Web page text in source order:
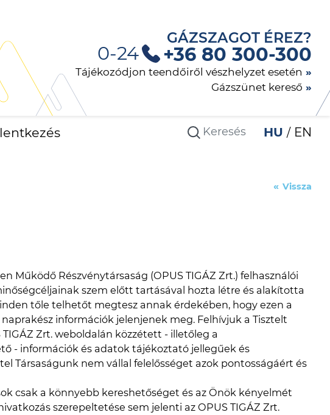
GÁZSZAGOT ÉREZ?
0-24 +36 80 300-300
Tájékozódjon teendőiről vészhelyzet esetén
Gázszünet kereső
HU EN
Vissza
Működő Részvénytársaság (OPUS TIGÁZ Zrt.) felhasználói
szem előtt tartásával hozta létre és alakította
tőle telhetőt megtesz annak érdekében, hogy ezen a
információk jelenjenek meg. Felhívjuk a Tisztelt
Zrt. weboldalán közzétett - illetőleg a
- információk és adatok tájékoztató jellegűek és
Társaságunk nem vállal felelősséget azok pontosságáért és
csak a könnyebb kereshetőséget és az Önök kényelmét
szerepeltetése sem jelenti az OPUS TIGÁZ Zrt.